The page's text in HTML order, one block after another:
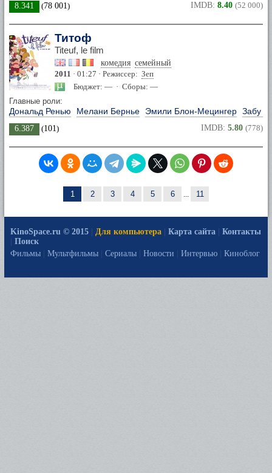
8.341 (78 001) IMDB: 8.40 (52 000)
Титоф
Titeuf, le film
комедия семейный
2011 · 01:27 · Режиссер: Зеп
Бюджет: — · Сборы: —
Главные роли:
Дональд Ренью Мелани Бернье Эмили Блон-Мецингер Забу
6.387 (101) IMDB: 5.80 (778)
1 2 3 4 5 6 ... 11
KinoSpace.ru © 2015 Для компьютера Карта сайта
Контакты
Поиск
Фильмы
Мультфильмы Сериалы Новости Интервью Киноблог